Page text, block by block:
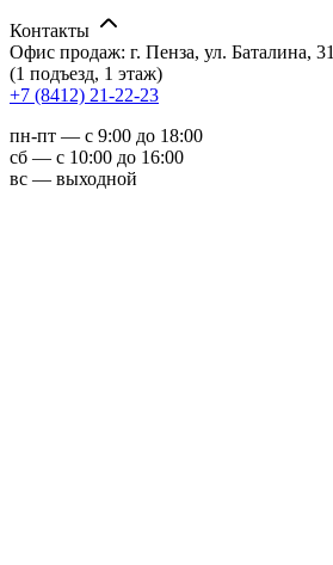
Контакты
Офис продаж: г. Пенза, ул. Баталина, 31
(1 подъезд, 1 этаж)
+7 (8412) 21-22-23
пн-пт — с 9:00 до 18:00
сб — с 10:00 до 16:00
вс — выходной